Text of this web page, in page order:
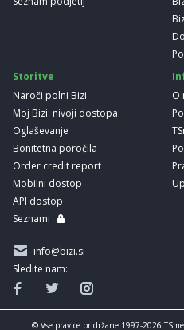
Storitve
Naroči polni Bizi
Moj Bizi: nivoji dostopa
Oglaševanje
Bonitetna poročila
Order credit report
Mobilni dostop
API dostop
Seznami
O
info@bizi.si
Sledite nam:
© Vse pravice pridržane 1997-2026